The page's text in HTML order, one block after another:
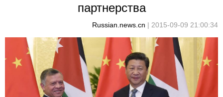
ПРИРОДА
ЗДОРОВЬЕ ФОТОЛЕНТЫ
СПЕЦТЕМЫ
партнерства
Russian.news.cn | 2015-09-09 21:00:34